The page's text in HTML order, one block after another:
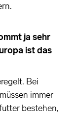
ja sehr
ist das
Bei
immer
bestehen,